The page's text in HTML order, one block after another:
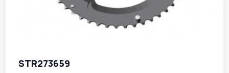
STR273659